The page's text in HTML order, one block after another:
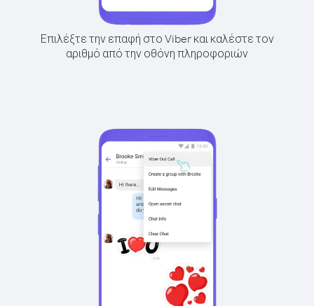
Επιλέξτε την επαφή στο Viber και καλέστε τον
αριθμό από την οθόνη πληροφοριών